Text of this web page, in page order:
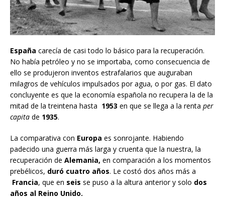
España carecía de casi todo lo básico para la recuperación.
No había petróleo y no se importaba, como consecuencia de
ello se produjeron inventos estrafalarios que auguraban
milagros de vehículos impulsados por agua, o por gas. El dato
concluyente es que la economía española no recupera la de la
mitad de la treintena hasta 1953 en que se llega a la renta per
capita de 1935.
La comparativa con Europa es sonrojante. Habiendo
padecido una guerra más larga y cruenta que la nuestra, la
recuperación de Alemania, en comparación a los momentos
prebélicos, duró cuatro años. Le costó dos años más a
Francia, que en seis se puso a la altura anterior y solo dos
años al Reino Unido.